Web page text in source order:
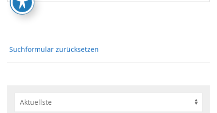
Suchformular zurücksetzen